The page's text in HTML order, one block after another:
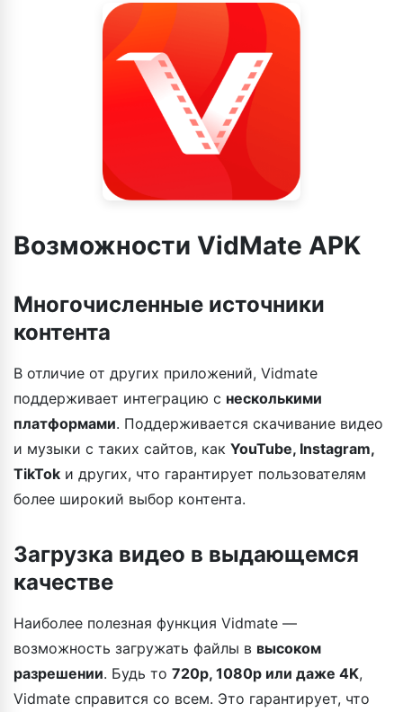
Возможности VidMate APK
Многочисленные источники
контента
В отличие от других приложений, Vidmate
поддерживает интеграцию с несколькими
платформами. Поддерживается скачивание видео
и музыки с таких сайтов, как YouTube, Instagram,
TikTok и других, что гарантирует пользователям
более широкий выбор контента.
Загрузка видео в выдающемся
качестве
Наиболее полезная функция Vidmate —
возможность загружать файлы в высоком
разрешении. Будь то 720p, 1080p или даже 4K,
Vidmate справится со всем. Это гарантирует, что